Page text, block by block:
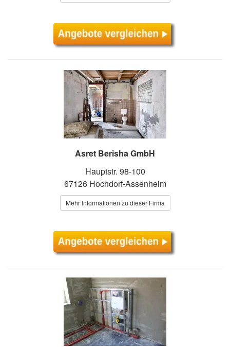
Asret Berisha GmbH
Hauptstr. 98-100
67126 Hochdorf-Assenheim
Mehr Informationen zu dieser Firma